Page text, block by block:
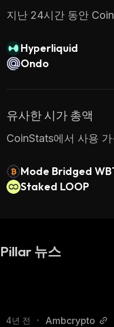
지난 24시간 동안
Hyperliquid
Ondo
유사한 시가 총액
CoinStats에서 사용
Mode Bridged
(Mode)
Staked LOOP
Pillar 뉴스
4년 전 • Ambcrypto